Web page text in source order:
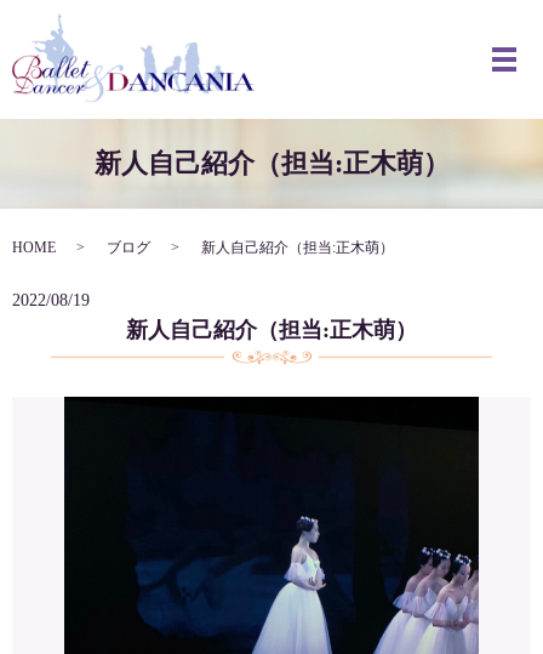
メ
新人自己紹介（担当:正木萌）
HOME ブログ 新人自己紹介（担当:正木萌）
2022/08/19
新人自己紹介（担当:正木萌）